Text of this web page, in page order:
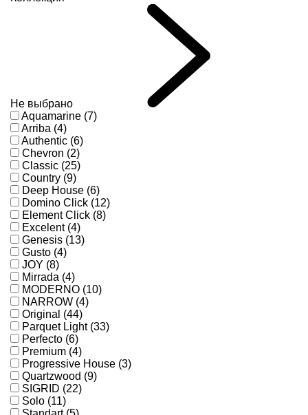
Не выбрано
Aquamarine (7)
Arriba (4)
Authentic (6)
Chevron (2)
Classic (25)
Country (9)
Deep House (6)
Domino Click (12)
Element Click (8)
Excelent (4)
Genesis (13)
Gusto (4)
JOY (8)
Mirrada (4)
MODERNO (10)
NARROW (4)
Original (44)
Parquet Light (33)
Perfecto (6)
Premium (4)
Progressive House (3)
Quartzwood (9)
SIGRID (22)
Solo (11)